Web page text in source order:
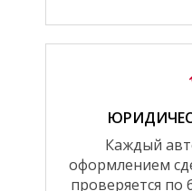
Каждый
оформлением
проверяется по